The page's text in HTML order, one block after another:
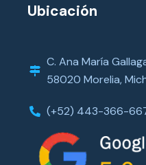
Ubicación
C. Ana María
58020 Morelia,
(+52) 443-366-